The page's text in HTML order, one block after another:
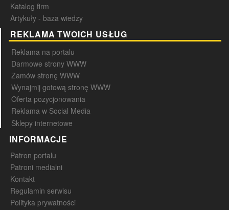
Katalog firm
Artykuły - baza wiedzy
REKLAMA TWOICH USŁUG
Reklama na portalu
Darmowe strony WWW
Zamów stronę WWW
Wynajmij gotową stronę WWW
Oferta pozycjonowania
Reklama w Social Media
Sklepy internetowe
INFORMACJE
Patron portalu
Patroni medialni
Kontakt
Regulamin serwisu
Polityka prywatności